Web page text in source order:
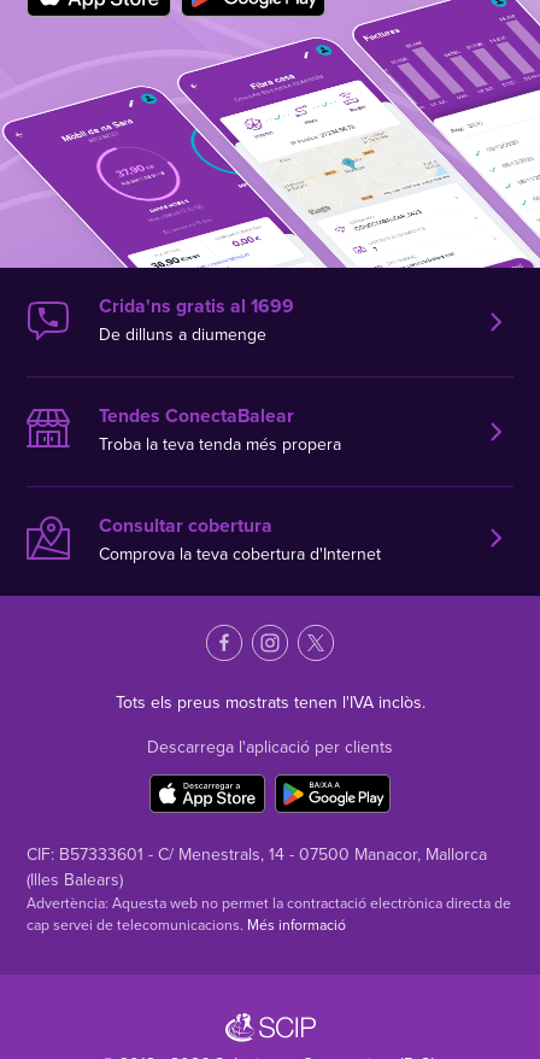
Crida'ns gratis al 1699
De dilluns a diumenge
Tendes ConectaBalear
Troba la teva tenda més propera
Consultar cobertura
Comprova la teva cobertura d'Internet
Tots els preus mostrats tenen l'IVA inclòs.
Descarrega l'aplicació per clients
CIF: B57333601 - C/ Menestrals, 14 - 07500 Manacor, Mallorca
(Illes Balears)
Advertència: Aquesta web no permet la contractació electrònica directa de
cap servei de telecomunicacions. Més informació